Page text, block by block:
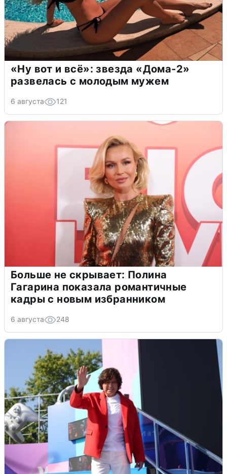
«Ну вот и всё»: звезда «Дома-2»
развелась с молодым мужем
6 августа 121
Больше не скрывает: Полина
Гагарина показала романтичные
кадры с новым избранником
6 августа 248